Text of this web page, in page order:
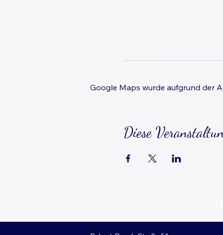
Google Maps wurde aufgrund der
Diese